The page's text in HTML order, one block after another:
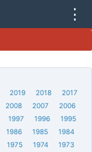
⋮
2019 2018
2017
2008 2007
2006
1997 1996
1995
1986 1985
1984
1975 1974
1973